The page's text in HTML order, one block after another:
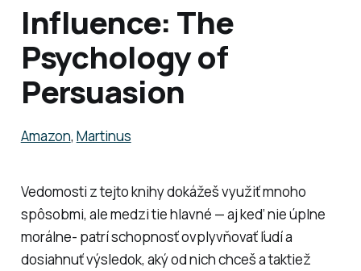
Influence: The
Psychology of
Persuasion
Amazon, Martinus
Vedomosti z tejto knihy dokážeš využiť mnoho
spôsobmi, ale medzi tie hlavné — aj keď nie úplne
morálne- patrí schopnosť ovplyvňovať ľudí a
dosiahnuť výsledok, aký od nich chceš a taktiež